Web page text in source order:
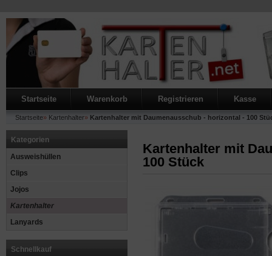
Startseite Warenkorb Registrieren Kasse
Startseite» Kartenhalter» Kartenhalter mit Daumenausschub - horizontal - 100
Kategorien
Ausweishüllen
Clips
Jojos
Kartenhalter
Lanyards
Schnellkauf
Kartenhalter mit
100 Stück